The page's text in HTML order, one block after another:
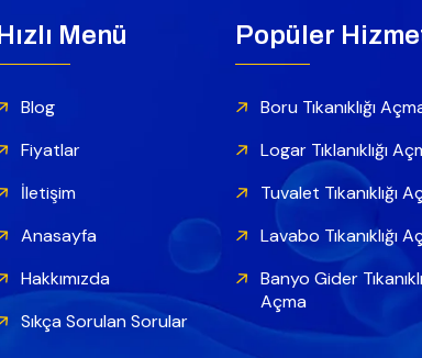
Hızlı Menü
Blog
Fiyatlar
İletişim
Anasayfa
Hakkımızda
Sıkça Sorulan Sorular
Popüler
Boru Tıkanıklığı
Logar Tıklanıklığı
Tuvalet Tıkanıklığı
Lavabo Tıkanıklığı
Banyo Gider
Açma